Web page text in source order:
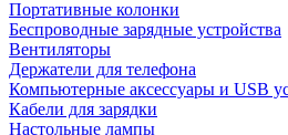
Портативные колонки
Беспроводные зарядные устройства
Вентиляторы
Держатели для телефона
Компьютерные аксессуары и USB
Кабели для зарядки
Настольные лампы